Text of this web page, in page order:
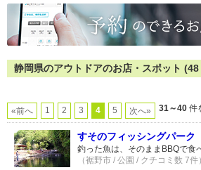
静岡県のアウトドアのお店・スポット (48
«前へ 1 2 3 4 5 次へ» 31～40 件
すそのフィッシングパーク
釣った魚は、そのままBBQで食
（裾野市 / 公園 / クチコミ数 7件）